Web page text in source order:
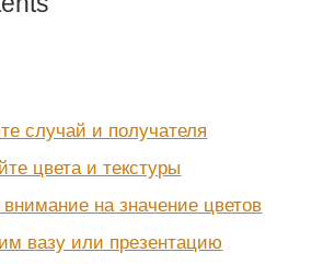
случай и получателя
цвета и текстуры
на значение цветов
вазу или презентацию